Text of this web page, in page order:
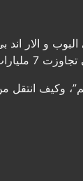
و الار اند
وكيف